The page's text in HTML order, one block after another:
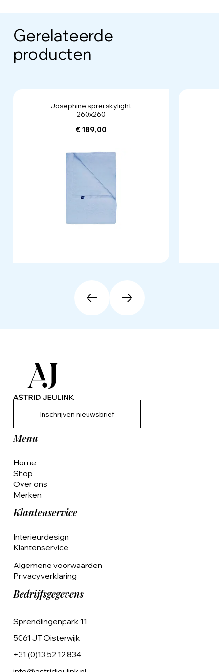
Gerelateerde
producten
Josephine sprei skylight
260x260
€ 189,00
Inschrijven nieuwsbrief
Menu
Home
Shop
Over ons
Merken
Klantenservice
Interieurdesign
Klantenservice
Algemene voorwaarden
Privacyverklaring
Bedrijfsgegevens
Sprendlingenpark 11
5061 JT Oisterwijk
+31 (0)13 52 12 834